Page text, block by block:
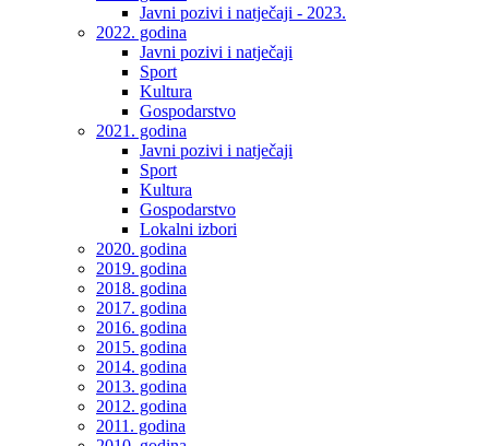
Javni pozivi i natječaji - 2023.
2022. godina
Javni pozivi i natječaji
Sport
Kultura
Gospodarstvo
2021. godina
Javni pozivi i natječaji
Sport
Kultura
Gospodarstvo
Lokalni izbori
2020. godina
2019. godina
2018. godina
2017. godina
2016. godina
2015. godina
2014. godina
2013. godina
2012. godina
2011. godina